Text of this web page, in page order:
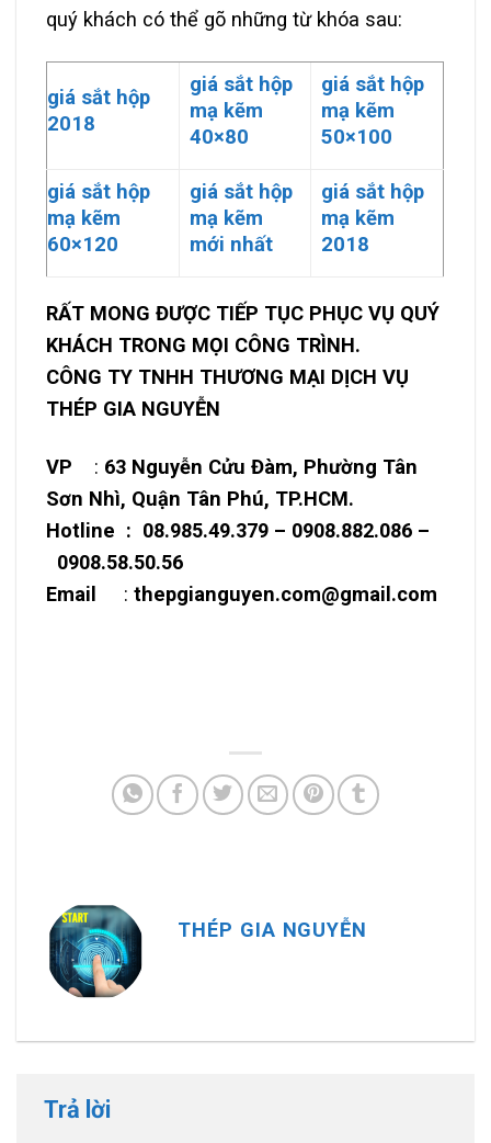
quý khách có thể gõ những từ khóa sau:
giá sắt hộp
2018
giá sắt hộp
mạ kẽm
40×80
giá sắt hộp
mạ kẽm
50×100
giá sắt hộp
mạ kẽm
60×120
giá sắt hộp
mạ kẽm
mới nhất
giá sắt hộp
mạ kẽm
2018
RẤT MONG ĐƯỢC TIẾP TỤC PHỤC VỤ QUÝ
KHÁCH TRONG MỌI CÔNG TRÌNH.
CÔNG TY TNHH THƯƠNG MẠI DỊCH VỤ
THÉP GIA NGUYỄN
VP : 63 Nguyễn Cửu Đàm, Phường Tân
Sơn Nhì, Quận Tân Phú, TP.HCM.
Hotline : 08.985.49.379 – 0908.882.086 –
0908.58.50.56
Email
:thepgianguyen.com@gmail.com
THÉP GIA NGUYỄN
Trả lời